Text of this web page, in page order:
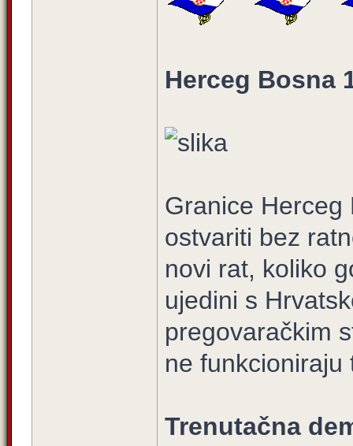
Herceg Bosna
Granice Herceg
ostvariti bez
novi rat, koliko
ujedini s
pregovaračkim
ne
Trenutačna